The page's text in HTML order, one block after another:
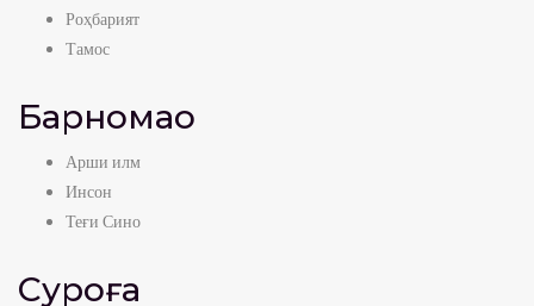
Роҳбарият
Тамос
Барномаҳо
Арши илм
Инсон
Теғи Сино
Суроға